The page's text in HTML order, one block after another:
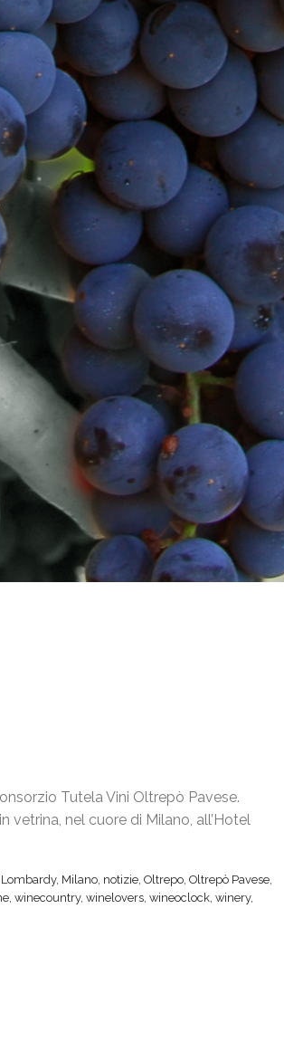
Tutela Vini Oltrepò Pavese.
vetrina, nel cuore di Milano, all’Hotel
Lombardy, Milano, notizie, Oltrepo, Oltrepò Pavese,
, winecountry, winelovers, wineoclock, winery,